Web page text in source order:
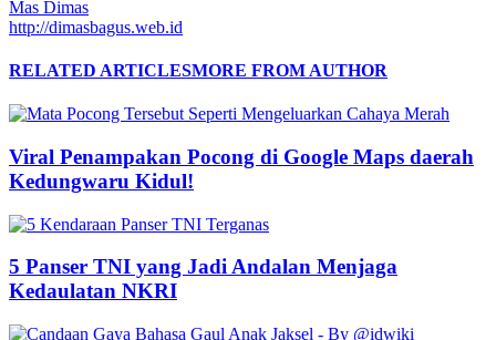
Mas Dimas
http://dimasbagus.web.id
RELATED ARTICLESMORE FROM AUTHOR
Viral Penampakan Pocong di Google Maps daerah
Kedungwaru Kidul!
5 Panser TNI yang Jadi Andalan Menjaga
Kedaulatan NKRI